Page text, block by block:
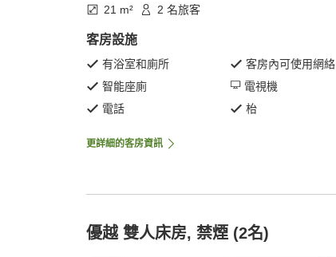
21 m² 2 名旅客
客房設施
有浴室和廁所
客房內可使用網絡
智能座廁
電視機
電話
枱
更詳細的客房資訊
優越 雙人床房, 禁煙 (2名)